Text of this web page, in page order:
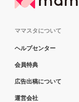
ママスタについて
ヘルプセンター
会員特典
広告出稿について
運営会社